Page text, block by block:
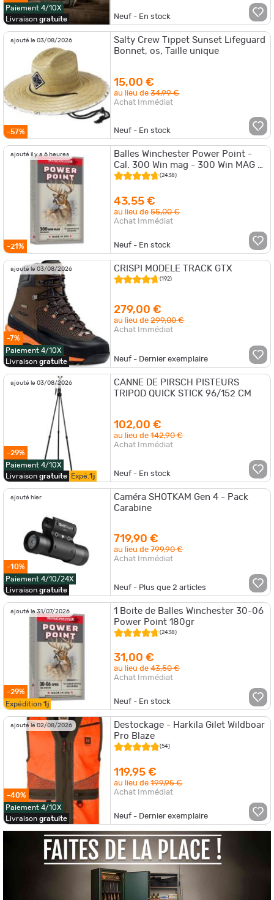
Paiement 4/10X
Livraison gratuite Neuf - En stock
ajouté le 03/08/2026
-57%
Salty Crew Tippet Sunset Lifeguard
Bonnet, os, Taille unique
15,00 €
au lieu de34,99 €
Achat Immédiat
Neuf - En stock
ajouté il y a 6 heures
-21%
Balles Winchester Power Point -
Cal. 300 Win mag - 300 Win MAG /
180 / Par 1(2438)
43,55 €
au lieu de55,00 €
Achat Immédiat
Neuf - En stock
ajouté le 03/08/2026
-7%
Paiement 4/10X
Livraison gratuite
CRISPI MODELE TRACK GTX
(192)
279,00 €
au lieu de299,00 €
Achat Immédiat
Neuf - Dernier exemplaire
ajouté le 03/08/2026
-29%
Paiement 4/10X
Livraison gratuite Expé. 1j
CANNE DE PIRSCH PISTEURS
TRIPOD QUICK STICK 96/152 CM
102,00 €
au lieu de142,90 €
Achat Immédiat
Neuf - En stock
ajouté hier
-10%
Paiement 4/10/24X
Livraison gratuite
Caméra SHOTKAM Gen 4 - Pack
Carabine
719,90 €
au lieu de799,90 €
Achat Immédiat
Neuf - Plus que2 articles
ajouté le 31/07/2026
-29%
Expédition 1j
1 Boite de Balles Winchester 30-06
Power Point 180gr
(2438)
31,00 €
au lieu de43,50 €
Achat Immédiat
Neuf - En stock
ajouté le 02/08/2026
-40%
Paiement 4/10X
Livraison gratuite
Destockage - Harkila Gilet Wildboar
Pro Blaze
(54)
119,95 €
au lieu de199,95 €
Achat Immédiat
Neuf - Dernier exemplaire